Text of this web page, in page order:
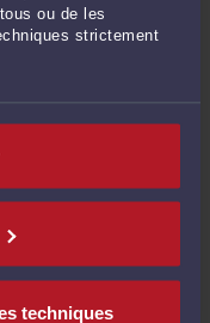
ou de les
strictement
techniques
...
...
en 2010 laissant à ma mére
droit ...